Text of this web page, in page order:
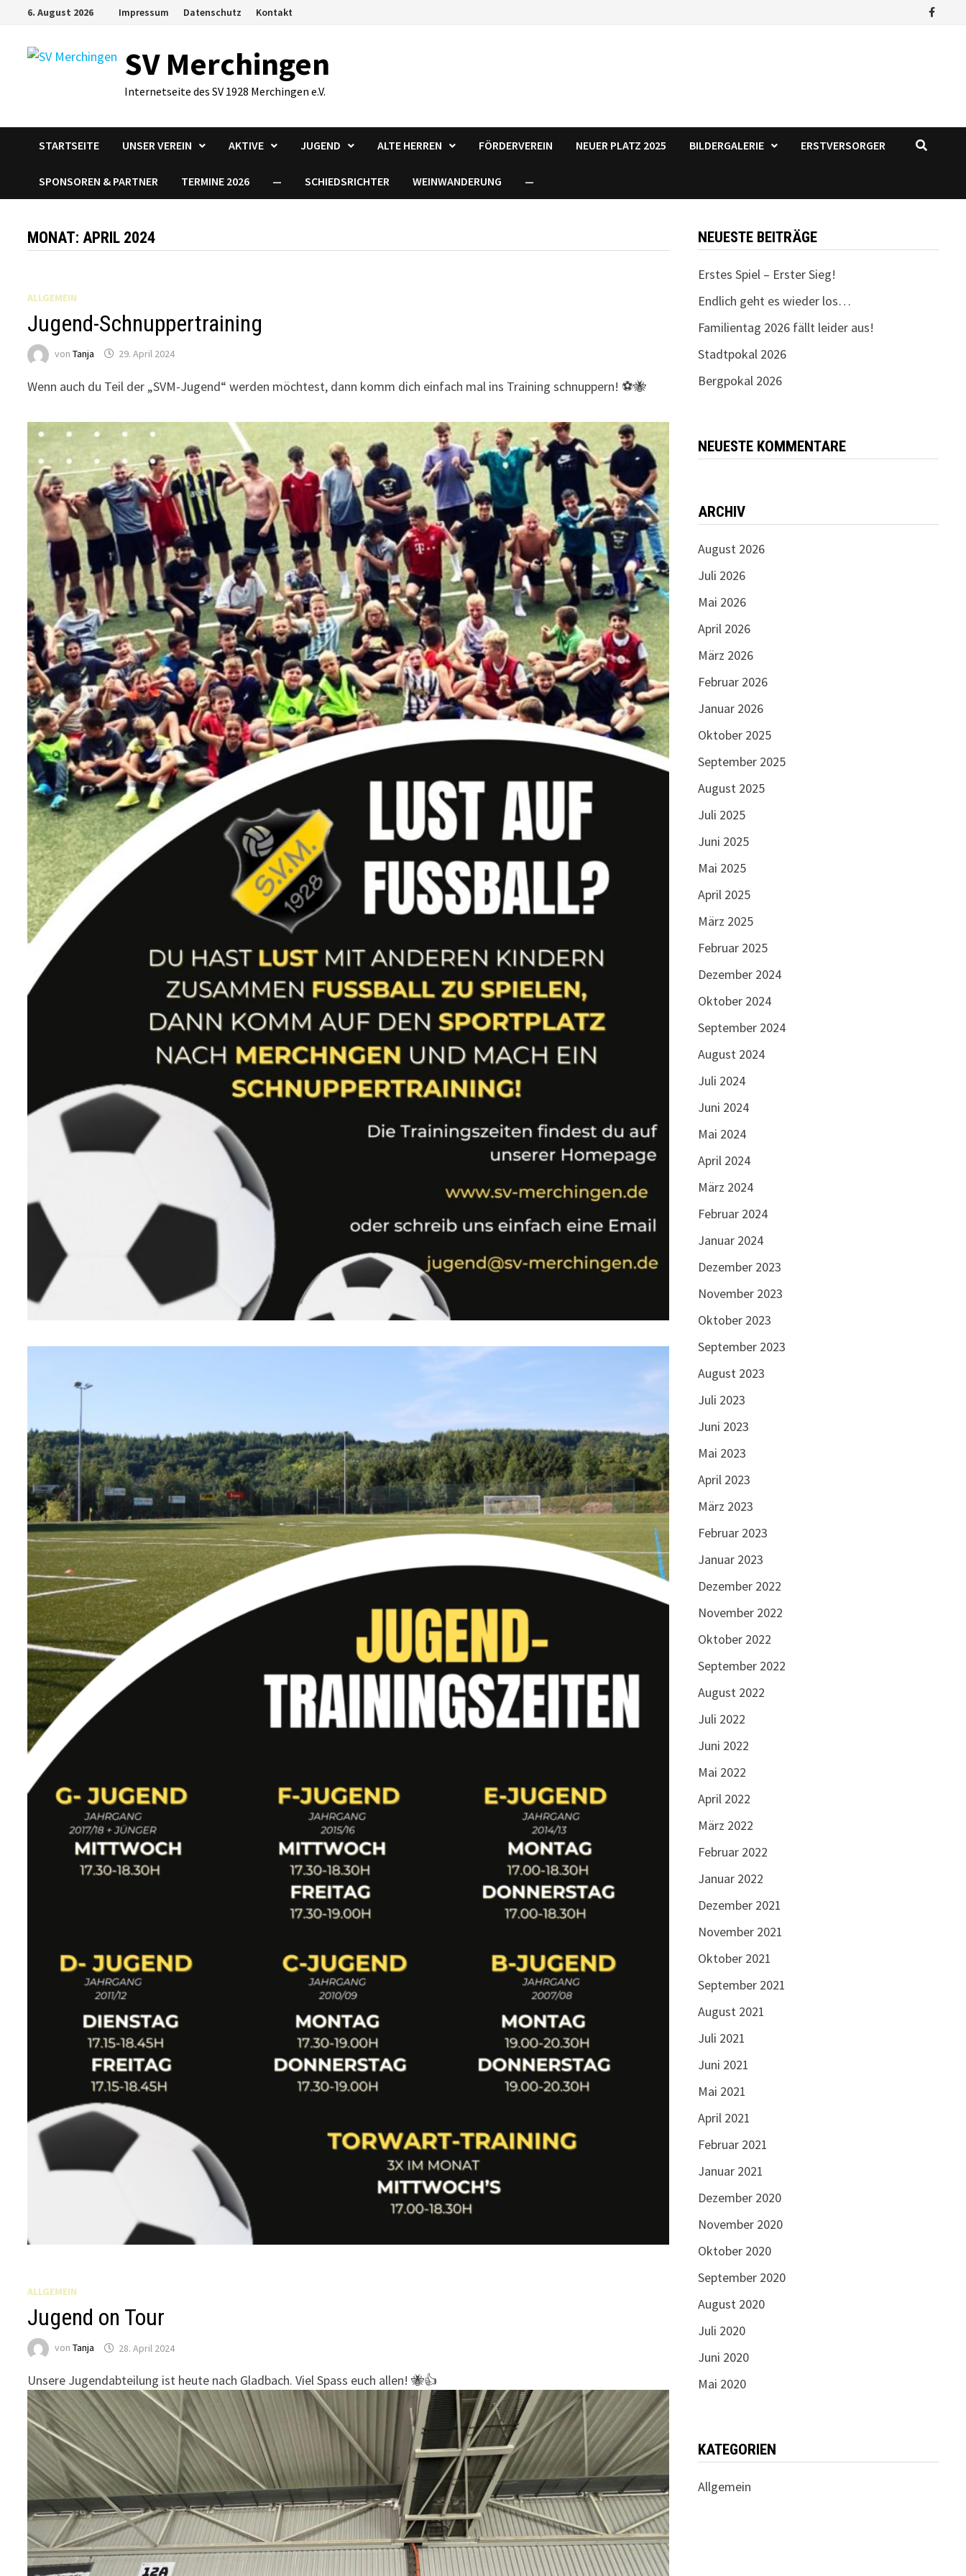
springen
6. August 2026 Impressum Datenschutz Kontakt
SV Merchingen
Internetseite des SV 1928 Merchingen e.V.
STARTSEITE UNSER VEREIN AKTIVE JUGEND ALTE HERREN FÖRDERVEREIN NEUER PLATZ 2025 BILDERGALERIE ERSTVERSORGER
SPONSOREN & PARTNER TERMINE 2026 — SCHIEDSRICHTER WEINWANDERUNG —
MONAT:APRIL 2024
ALLGEMEIN
Jugend-Schnuppertraining
vonTanja 29. April 2024
Wenn auch du Teil der „SVM-Jugend“ werden möchtest, dann komm dich einfach mal ins Training schnuppern! ⚽️🐝
ALLGEMEIN
Jugend on Tour
vonTanja 28. April 2024
Unsere Jugendabteilung ist heute nach Gladbach. Viel Spass euch allen! 🐝👍
NEUESTE BEITRÄGE
Erstes Spiel – Erster Sieg!
Endlich geht es wieder los…
Familientag 2026 fällt leider aus!
Stadtpokal 2026
Bergpokal 2026
NEUESTE KOMMENTARE
ARCHIV
August 2026
Juli 2026
Mai 2026
April 2026
März 2026
Februar 2026
Januar 2026
Oktober 2025
September 2025
August 2025
Juli 2025
Juni 2025
Mai 2025
April 2025
März 2025
Februar 2025
Dezember 2024
Oktober 2024
September 2024
August 2024
Juli 2024
Juni 2024
Mai 2024
April 2024
März 2024
Februar 2024
Januar 2024
Dezember 2023
November 2023
Oktober 2023
September 2023
August 2023
Juli 2023
Juni 2023
Mai 2023
April 2023
März 2023
Februar 2023
Januar 2023
Dezember 2022
November 2022
Oktober 2022
September 2022
August 2022
Juli 2022
Juni 2022
Mai 2022
April 2022
März 2022
Februar 2022
Januar 2022
Dezember 2021
November 2021
Oktober 2021
September 2021
August 2021
Juli 2021
Juni 2021
Mai 2021
April 2021
Februar 2021
Januar 2021
Dezember 2020
November 2020
Oktober 2020
September 2020
August 2020
Juli 2020
Juni 2020
Mai 2020
KATEGORIEN
Allgemein